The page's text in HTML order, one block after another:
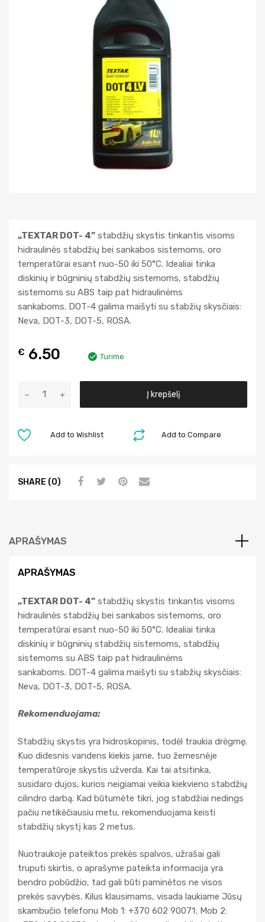
„TEXTAR DOT- 4” stabdžių skystis tinkantis visoms
hidraulinės stabdžių bei sankabos sistemoms, oro
temperatūrai esant nuo-50 iki 50°C. Idealiai tinka
diskinių ir būgninių stabdžių sistemoms, stabdžių
sistemoms su ABS taip pat hidraulinėms
sankaboms. DOT-4 galima maišyti su stabžių skysčiais:
Neva, DОT-3, DOT-5, ROSA.
€ 6.50 Turime
Į krepšelį
:
Add to Compare
Add to Wishlist
SHARE (0)
APRAŠYMAS
APRAŠYMAS
„TEXTAR DOT- 4” stabdžių skystis tinkantis visoms
hidraulinės stabdžių bei sankabos sistemoms, oro
temperatūrai esant nuo-50 iki 50°C. Idealiai tinka
diskinių ir būgninių stabdžių sistemoms, stabdžių
sistemoms su ABS taip pat hidraulinėms
sankaboms. DOT-4 galima maišyti su stabžių skysčiais:
Neva, DОT-3, DOT-5, ROSA.
Rekomenduojama:
Stabdžių skystis yra hidroskopinis, todėl traukia drėgmę.
Kuo didesnis vandens kiekis jame, tuo žemesnėje
temperatūroje skystis užverda. Kai tai atsitinka,
susidaro dujos, kurios neigiamai veikia kiekvieno stabdžių
cilindro darbą. Kad būtumėte tikri, jog stabdžiai nedings
pačiu netikėčiausiu metu, rekomenduojama keisti
stabdžių skystį kas 2 metus.
Nuotraukoje pateiktos prekės spalvos, užrašai gali
truputi skirtis, o aprašyme pateikta informacija yra
bendro pobūdžio, tad gali būti paminėtos ne visos
prekės savybės. Kilus klausimams, visada laukiame Jūsų
skambučio telefonu Mob 1: +370 602 90071; Mob 2: